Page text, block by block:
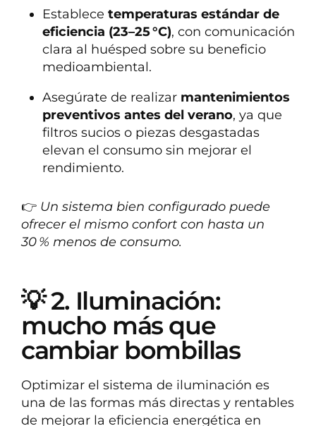
Establece temperaturas estándar de
eficiencia (23–25 °C), con comunicación
clara al huésped sobre su beneficio
medioambiental.
Asegúrate de realizar mantenimientos
preventivos antes del verano, ya que
filtros sucios o piezas desgastadas
elevan el consumo sin mejorar el
rendimiento.
👉 Un sistema bien configurado puede
ofrecer el mismo confort con hasta un
30 % menos de consumo.
💡 2. Iluminación:
mucho más que
cambiar bombillas
Optimizar el sistema de iluminación es
una de las formas más directas y rentables
de mejorar la eficiencia energética en